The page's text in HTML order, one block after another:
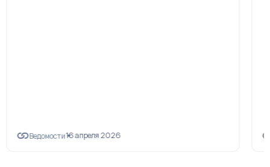
Ведомости16 апреля 2026